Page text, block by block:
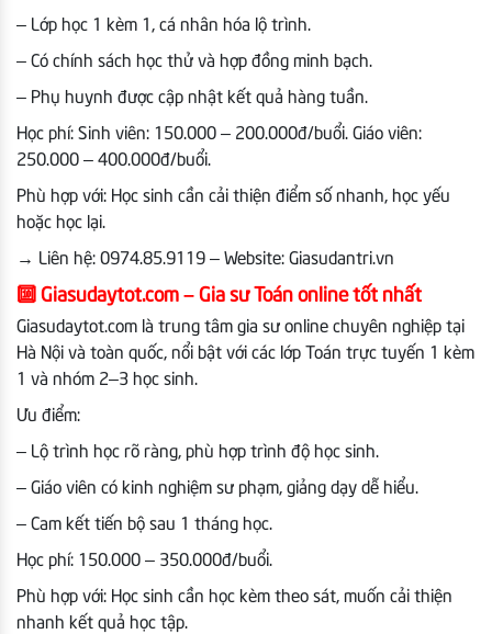
– Lớp học 1 kèm 1, cá nhân hóa lộ trình.
– Có chính sách học thử và hợp đồng minh bạch.
– Phụ huynh được cập nhật kết quả hàng tuần.
Học phí: Sinh viên: 150.000 – 200.000đ/buổi. Giáo viên:
250.000 – 400.000đ/buổi.
Phù hợp với: Học sinh cần cải thiện điểm số nhanh, học yếu
hoặc học lại.
→ Liên hệ: 0974.85.9119 – Website: Giasudantri.vn
🔟 Giasudaytot.com – Gia sư Toán online tốt nhất
Giasudaytot.com là trung tâm gia sư online chuyên nghiệp tại
Hà Nội và toàn quốc, nổi bật với các lớp Toán trực tuyến 1 kèm
1 và nhóm 2–3 học sinh.
Ưu điểm:
– Lộ trình học rõ ràng, phù hợp trình độ học sinh.
– Giáo viên có kinh nghiệm sư phạm, giảng dạy dễ hiểu.
– Cam kết tiến bộ sau 1 tháng học.
Học phí: 150.000 – 350.000đ/buổi.
Phù hợp với: Học sinh cần học kèm theo sát, muốn cải thiện
nhanh kết quả học tập.